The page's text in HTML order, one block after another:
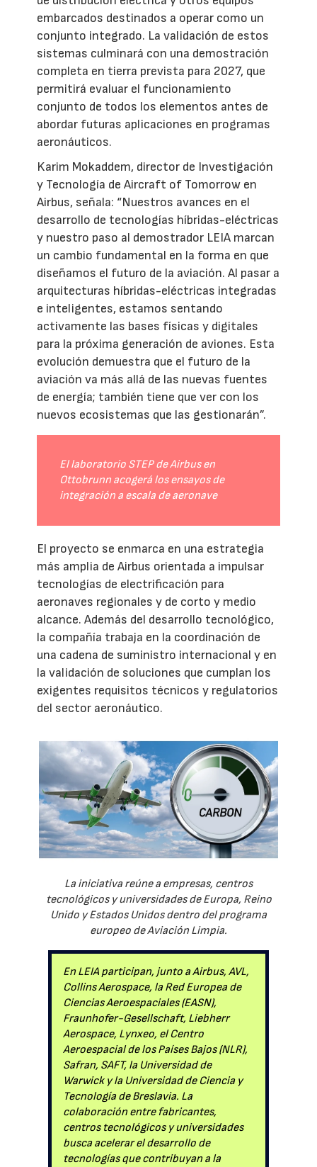
embarcados destinados a operar como un
conjunto integrado. La validación de estos
sistemas culminará con una demostración
completa en tierra prevista para 2027, que
permitirá evaluar el funcionamiento
conjunto de todos los elementos antes de
abordar futuras aplicaciones en programas
aeronáuticos.
Karim Mokaddem, director de Investigación
y Tecnología de Aircraft of Tomorrow en
Airbus, señala: “Nuestros avances en el
desarrollo de tecnologías híbridas-eléctricas
y nuestro paso al demostrador LEIA marcan
un cambio fundamental en la forma en que
diseñamos el futuro de la aviación. Al pasar a
arquitecturas híbridas-eléctricas integradas
e inteligentes, estamos sentando
activamente las bases físicas y digitales
para la próxima generación de aviones. Esta
evolución demuestra que el futuro de la
aviación va más allá de las nuevas fuentes
de energía; también tiene que ver con los
nuevos ecosistemas que las gestionarán”.
El laboratorio STEP de Airbus en
Ottobrunn acogerá los ensayos de
integración a escala de aeronave
El proyecto se enmarca en una estrategia
más amplia de Airbus orientada a impulsar
tecnologías de electrificación para
aeronaves regionales y de corto y medio
alcance. Además del desarrollo tecnológico,
la compañía trabaja en la coordinación de
una cadena de suministro internacional y en
la validación de soluciones que cumplan los
exigentes requisitos técnicos y regulatorios
del sector aeronáutico.
La iniciativa reúne a empresas, centros
tecnológicos y universidades de Europa, Reino
Unido y Estados Unidos dentro del programa
europeo de Aviación Limpia.
En LEIA participan, junto a Airbus, AVL,
Collins Aerospace, la Red Europea de
Ciencias Aeroespaciales (EASN),
Fraunhofer-Gesellschaft, Liebherr
Aerospace, Lynxeo, el Centro
Aeroespacial de los Países Bajos (NLR),
Safran, SAFT, la Universidad de
Warwick y la Universidad de Ciencia y
Tecnología de Breslavia. La
colaboración entre fabricantes,
centros tecnológicos y universidades
busca acelerar el desarrollo de
tecnologías que contribuyan a la